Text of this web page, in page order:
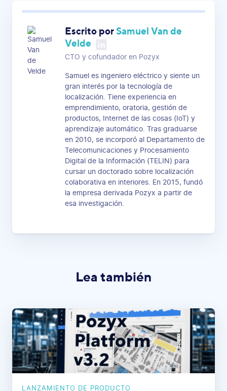
Escrito porSamuel Van de
Velde
CTO y cofundador en Pozyx
Samuel es ingeniero eléctrico y siente un
gran interés por la tecnología de
localización. Tiene experiencia en
emprendimiento, oratoria, gestión de
productos, Internet de las cosas (IoT) y
aprendizaje automático. Tras graduarse
en 2010, se incorporó al Departamento de
Telecomunicaciones y Procesamiento
Digital de la Información (TELIN) para
cursar un doctorado sobre localización
colaborativa en interiores. En 2015, fundó
la empresa derivada Pozyx a partir de
esa investigación.
Lea también
LANZAMIENTO DE PRODUCTO